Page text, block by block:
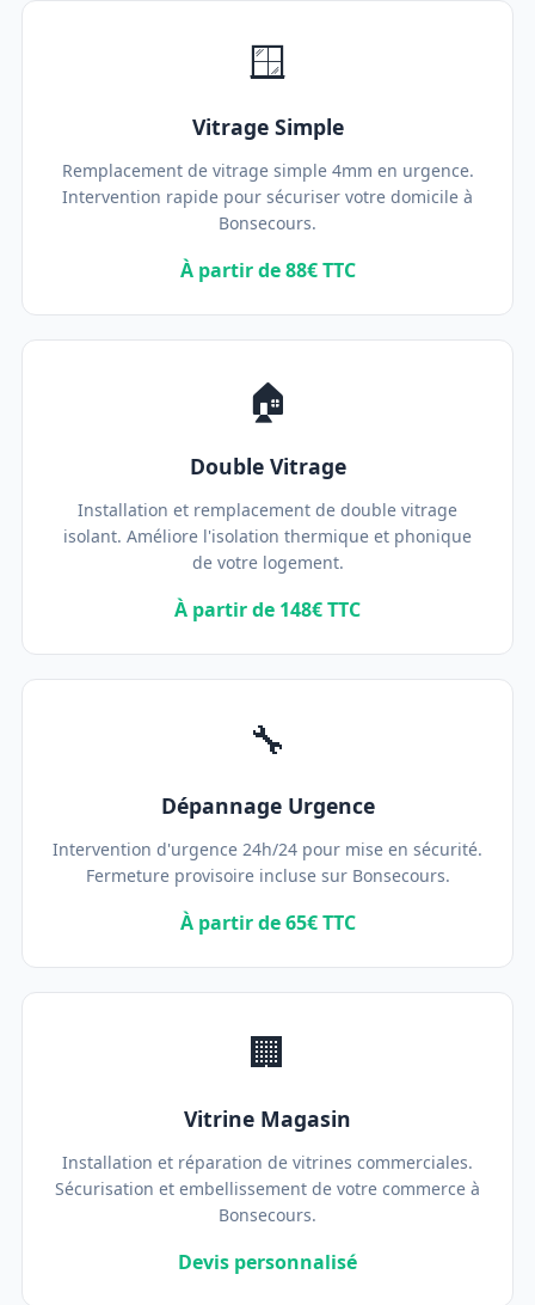
🪟
Vitrage Simple
Remplacement de vitrage simple 4mm en urgence.
Intervention rapide pour sécuriser votre domicile à
Bonsecours.
À partir de 88€ TTC
🏠
Double Vitrage
Installation et remplacement de double vitrage
isolant. Améliore l'isolation thermique et phonique
de votre logement.
À partir de 148€ TTC
🔧
Dépannage Urgence
Intervention d'urgence 24h/24 pour mise en sécurité.
Fermeture provisoire incluse sur Bonsecours.
À partir de 65€ TTC
🏢
Vitrine Magasin
Installation et réparation de vitrines commerciales.
Sécurisation et embellissement de votre commerce à
Bonsecours.
Devis personnalisé